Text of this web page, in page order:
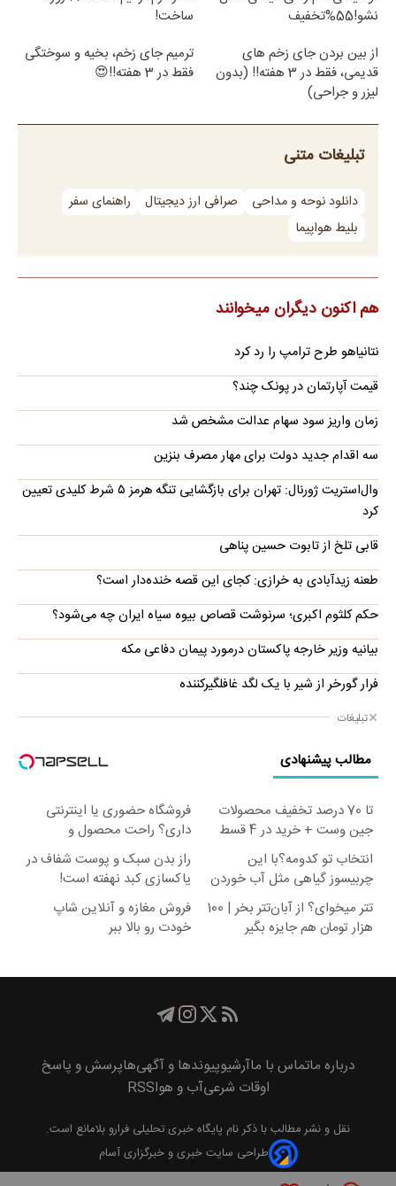
نشو!55%تخفیف
ساخت!
از بین بردن جای زخم های
قدیمی، فقط در 3 هفته!! (بدون
لیزر و جراحی)
ترمیم جای زخم، بخیه و سوختگی
فقط در 3 هفته!!😍
تبلیغات متنی
دانلود نوحه و مداحی صرافی ارز دیجیتال
راهنمای سفر
بلیط هواپیما
هم اکنون دیگران میخوانند
نتانیاهو طرح ترامپ را رد کرد
قیمت آپارتمان در پونک چند؟
زمان واریز سود سهام عدالت مشخص شد
سه اقدام جدید دولت برای مهار مصرف بنزین
وال‌استریت ژورنال: تهران برای بازگشایی تنگه هرمز ۵ شرط کلیدی تعیین
کرد
قابی تلخ از تابوت حسین پناهی
طعنه زیدآبادی به خرازی: کجای این قصه خنده‌دار است؟
حکم کلثوم اکبری؛ سرنوشت قصاص بیوه سیاه ایران چه می‌شود؟
بیانیه وزیر خارجه پاکستان درمورد پیمان دفاعی مکه
فرار گورخر از شیر با یک لگد غافلگیرکننده
تبلیغات
مطالب پیشنهادی
تا 70 درصد تخفیف محصولات
جین وست + خرید در 4 قسط
فروشگاه حضوری یا اینترنتی
داری؟ راحت محصول و
خدماتت رو بفروش
انتخاب تو کدومه؟با این
چربیسوز گیاهی مثل آب خوردن
لاغر شو!خرید60%تخفیف
راز بدن سبک و پوست شفاف در
پاکسازی کبد نهفته است!
تتر میخوای؟ از آبان‌تتر بخر | 100
هزار تومان هم جایزه بگیر
فروش مغازه و آنلاین شاپ
خودت رو بالا ببر
درباره ماتماس با ماآرشیوپیوند‌ها و آگهی‌هاپرسش و پاسخ
اوقات شرعیآب و هواRSS
نقل و نشر مطالب با ذکر نام پايگاه خبری تحليلی فرارو بلامانع است.
طراحی سایت خبری و خبرگزاری آسام